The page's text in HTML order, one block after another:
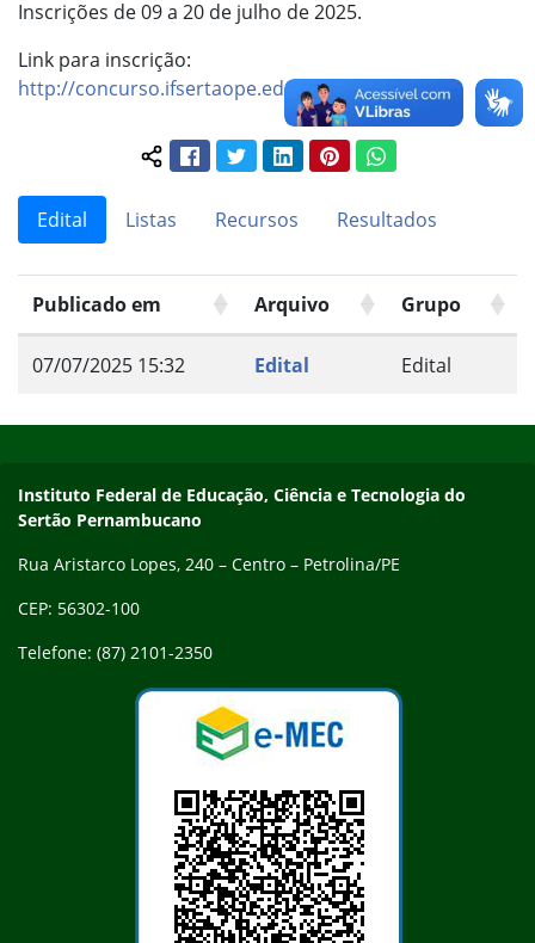
Inscrições de 09 a 20 de julho de 2025.
Link para inscrição:
http://concurso.ifsertaope.edu.br/copese.
Compartilhar conteúdo:
FacebookTwitterLinkedInPinterestWhatsApp
Edital Listas Recursos Resultados
Publicado em Arquivo Grupo
07/07/2025 15:32 Edital
Edital
Endereço
Instituto Federal de Educação, Ciência e Tecnologia do
Sertão Pernambucano
Rua Aristarco Lopes, 240 – Centro – Petrolina/PE
CEP: 56302-100
Telefone: (87) 2101-2350